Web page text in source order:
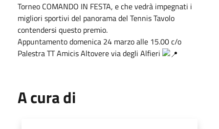
Torneo COMANDO IN FESTA, e che vedrà impegnati i
migliori sportivi del panorama del Tennis Tavolo
contendersi questo premio.
Appuntamento domenica 24 marzo alle 15.00 c/o
Palestra TT Amicis Altovere via degli Alfieri
A cura di